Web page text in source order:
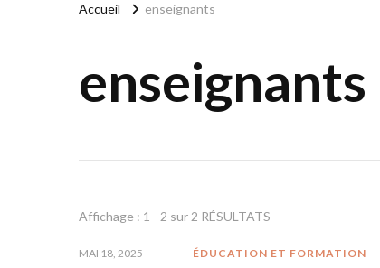
Accueil enseignants
enseignants
Affichage : 1 - 2 sur 2 RÉSULTATS
MAI 18, 2025 ÉDUCATION ET FORMATION